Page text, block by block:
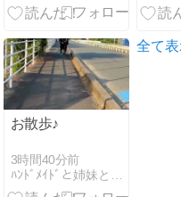
心樓で晩ごは
6月30日/2日
め）
用の
お散歩♪
3時間40分前
ﾊﾝﾄﾞﾒｲﾄﾞと姉妹と坊やの子育て日記
全て